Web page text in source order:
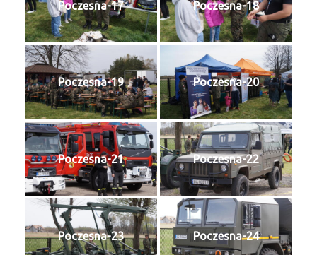
Poczesna-17 Poczesna-18
Poczesna-19 Poczesna-20
Poczesna-21 Poczesna-22
Poczesna-23 Poczesna-24